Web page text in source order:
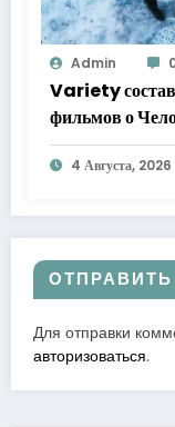
Admin
Variety
фильмов о
к лучшему
4 Августа, 2026
Для отправки
авторизоваться.